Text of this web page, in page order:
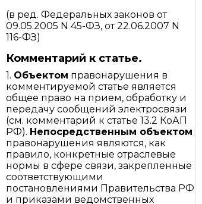
(в ред. Федеральных законов от
09.05.2005 N 45-ФЗ, от 22.06.2007 N
116-ФЗ)
Комментарий к статье.
1. Объектом правонарушения в
комментируемой статье является
общее право на прием, обработку и
передачу сообщений электросвязи
(см. комментарий к статье 13.2 КоАП
РФ). Непосредственным объектом
правонарушения являются, как
правило, конкретные отраслевые
нормы в сфере связи, закрепленные
соответствующими
постановлениями Правительства РФ
и приказами ведомственных